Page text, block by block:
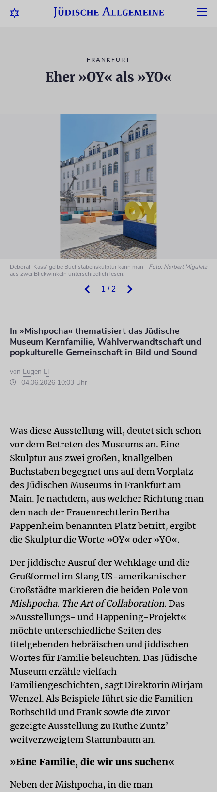
FRANKFURT
Eher »OY« als »YO«
1 / 2
Deborah Kass’ gelbe Buchstabenskulptur kann man
aus zwei Blickwinkeln unterschiedlich lesen.
Foto: Norbert Miguletz
In »Mishpocha« thematisiert das Jüdische
Museum Kernfamilie, Wahlverwandtschaft und
popkulturelle Gemeinschaft in Bild und Sound
von Eugen El
04.06.2026 10:03 Uhr
Was diese Ausstellung will, deutet sich schon
vor dem Betreten des Museums an. Eine
Skulptur aus zwei großen, knallgelben
Buchstaben begegnet uns auf dem Vorplatz
des Jüdischen Museums in Frankfurt am
Main. Je nachdem, aus welcher Richtung man
den nach der Frauenrechtlerin Bertha
Pappenheim benannten Platz betritt, ergibt
die Skulptur die Worte »OY« oder »YO«.
Der jiddische Ausruf der Wehklage und die
Grußformel im Slang US-amerikanischer
Großstädte markieren die beiden Pole von
Mishpocha. The Art of Collaboration. Das
»Ausstellungs- und Happening-Projekt«
möchte unterschiedliche Seiten des
titelgebenden hebräischen und jiddischen
Wortes für Familie beleuchten. Das Jüdische
Museum erzähle vielfach
Familiengeschichten, sagt Direktorin Mirjam
Wenzel. Als Beispiele führt sie die Familien
Rothschild und Frank sowie die zuvor
gezeigte Ausstellung zu Ruthe Zuntz’
weitverzweigtem Stammbaum an.
»Eine Familie, die wir uns suchen«
Neben der Mishpocha, in die man